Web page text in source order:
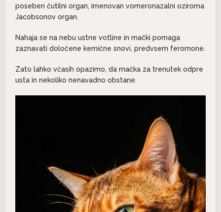
poseben čutilni organ, imenovan vomeronazalni oziroma
Jacobsonov organ.
Nahaja se na nebu ustne votline in mački pomaga
zaznavati določene kemične snovi, predvsem feromone.
Zato lahko včasih opazimo, da mačka za trenutek odpre
usta in nekoliko nenavadno obstane.